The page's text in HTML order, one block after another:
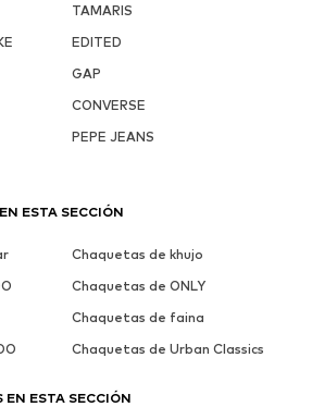
TAMARIS
EDITED
GAP
CONVERSE
PEPE JEANS
ESTA SECCIÓN
Chaquetas de khujo
Chaquetas de ONLY
Chaquetas de faina
Chaquetas de Urban Classics
EN ESTA SECCIÓN